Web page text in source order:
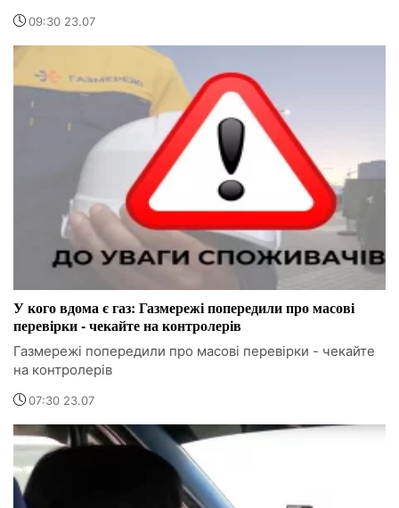
09:30 23.07
У кого вдома є газ: Газмережі попередили про масові
перевірки - чекайте на контролерів
Газмережі попередили про масові перевірки - чекайте
на контролерів
07:30 23.07